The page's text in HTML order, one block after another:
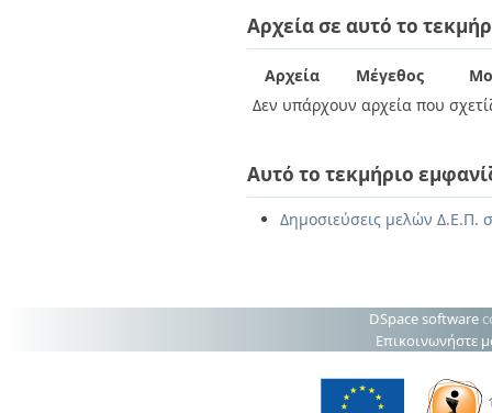
Αρχεία σε αυτό το
Αρχεία Μέγεθος
Δεν υπάρχουν αρχεία που
Αυτό το τεκμήριο
Δημοσιεύσεις μελών Δ.Ε.Π.
DSpace software
Επικοινωνήστε